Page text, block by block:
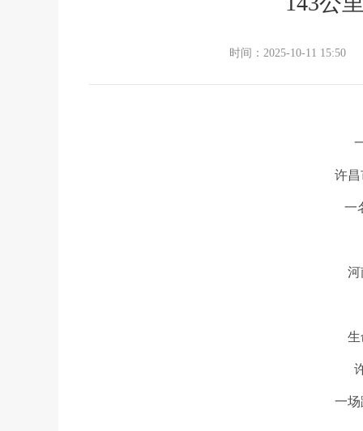
时间：2025-10-11 15:50
许
一
河
生
一